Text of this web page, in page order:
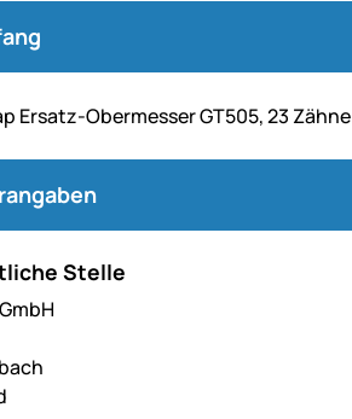
Ersatz-Obermesser GT505, 23 Zähne
Stelle